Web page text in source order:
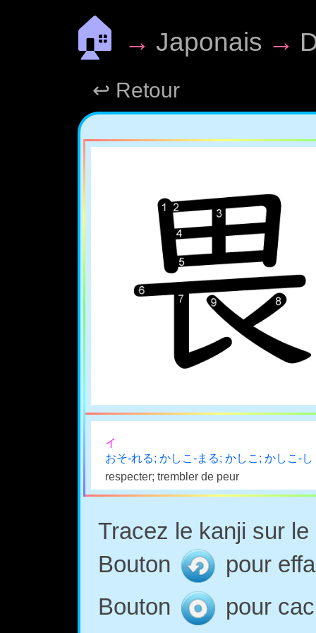
🏠 → Japonais →
↩ Retour
イ
おそ-れる; かしこ-まる; かしこ; かしこ-し
respecter; trembler de peur
Tracez le kanji sur
Bouton
pour
Bouton
pour